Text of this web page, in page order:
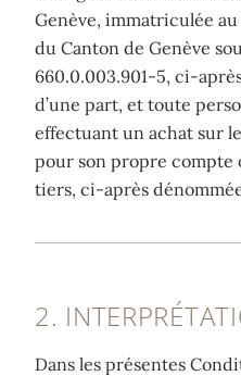
Genève, immatriculée
du Canton de Genève
660.0.003.901-5, ci-
d’une part, et toute
effectuant un achat sur
pour son propre compte
tiers, ci-après
2.
Dans les présentes